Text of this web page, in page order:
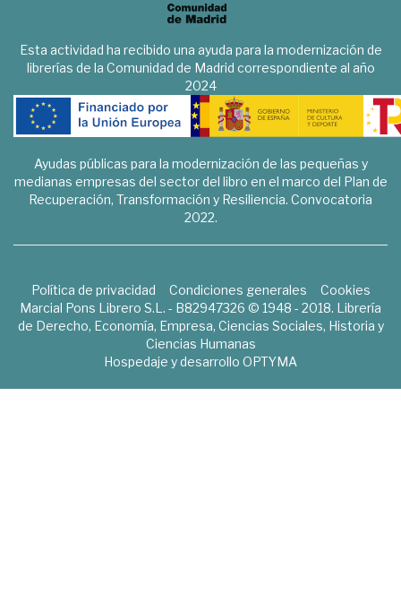
Esta actividad ha recibido una ayuda para la modernización de
librerías de la Comunidad de Madrid correspondiente al año
2024
Ayudas públicas para la modernización de las pequeñas y
medianas empresas del sector del libro en el marco del Plan de
Recuperación, Transformación y Resiliencia. Convocatoria
2022.
Política de privacidad Condiciones generales
Cookies
Marcial Pons Librero S.L. - B82947326 © 1948 - 2018. Librería
de Derecho, Economía, Empresa, Ciencias Sociales, Historia y
Ciencias Humanas
Hospedaje y desarrollo OPTYMA